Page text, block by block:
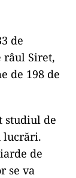
de
râul Siret,
de 198 de
studiul de
lucrări.
de
se va